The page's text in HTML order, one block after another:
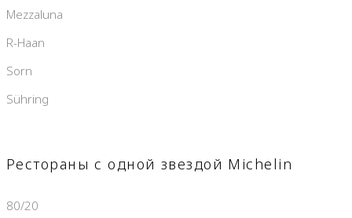
Mezzaluna
R-Haan
Sorn
Sühring
Рестораны с одной звездой Michelin
80/20